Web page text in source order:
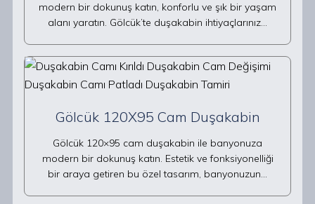
modern bir dokunuş katın, konforlu ve şık bir yaşam
alanı yaratın. Gölcük’te duşakabin ihtiyaçlarınız…
Gölcük 120X95 Cam Duşakabin
Gölcük 120×95 cam duşakabin ile banyonuza
modern bir dokunuş katın. Estetik ve fonksiyonelliği
bir araya getiren bu özel tasarım, banyonuzun…